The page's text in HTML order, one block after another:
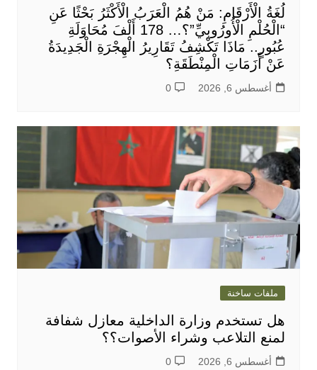
لُغَةُ الْأَرْقَامِ: مَنْ هُمُ الْعَرَبُ الْأَكْثَرُ بَحْثًا عَنِ
“الْحُلْمِ الْأُورُوبِيِّ”؟… 178 أَلْفَ مُحَاوَلَةِ
عُبُورٍ.. مَاذَا تَكْشِفُ تَقَارِيرُ الْهِجْرَةِ الْجَدِيدَةُ
عَنْ أَزَمَاتِ الْمِنْطَقَةِ؟
أغسطس 6, 2026 0
ملفات ساخنة
هل تستخدم وزارة الداخلية معازل شفافة
لمنع التلاعب وشراء الأصوات؟؟
أغسطس 6, 2026 0